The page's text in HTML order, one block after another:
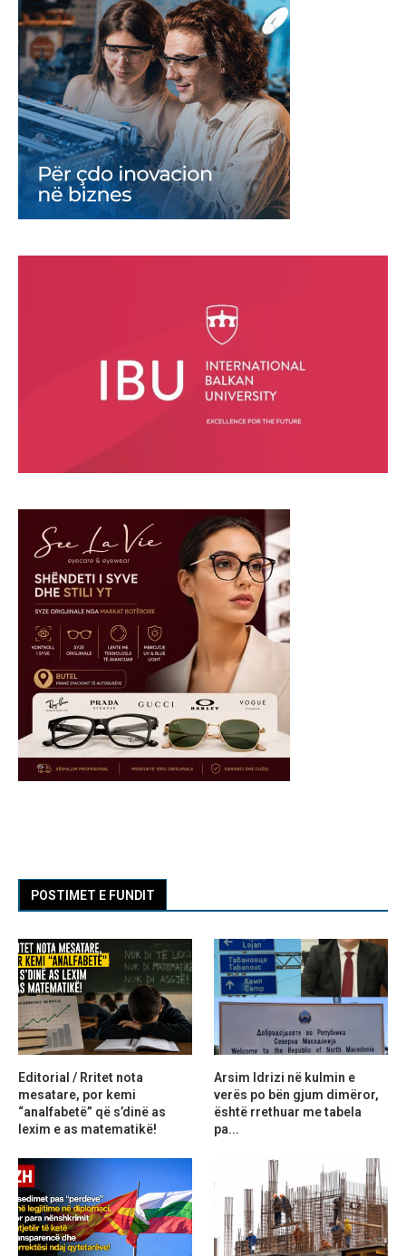
POSTIMET E FUNDIT
Editorial / Rritet nota
mesatare, por kemi
“analfabetë” që s’dinë as
lexim e as matematikë!
Arsim Idrizi në kulmin e
verës po bën gjum dimëror,
është rrethuar me tabela
pa...